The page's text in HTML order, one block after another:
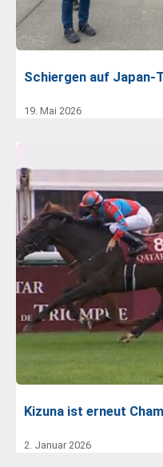
Schiergen auf Japan-
19. Mai 2026
Kizuna ist erneut
2. Januar 2026